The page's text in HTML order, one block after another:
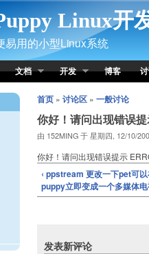
Linux开
易用的小型Linux系统
文档 开发 博客
首页» 讨论区» 一般讨论
你好！请问出现错误
由 152MING 于 星期四, 12/10/
你好！请问出现错误提示
‹ ppstream 更改一下pet可
puppy立即变成一个多媒体
发表新评论